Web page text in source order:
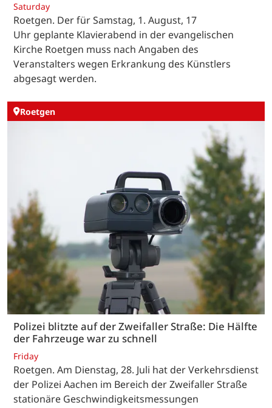
Saturday
Roetgen. Der für Samstag, 1. August, 17
Uhr geplante Klavierabend in der evangelischen
Kirche Roetgen muss nach Angaben des
Veranstalters wegen Erkrankung des Künstlers
abgesagt werden.
Roetgen
Polizei blitzte auf der Zweifaller Straße: Die Hälfte
der Fahrzeuge war zu schnell
Friday
Roetgen. Am Dienstag, 28. Juli hat der Verkehrsdienst
der Polizei Aachen im Bereich der Zweifaller Straße
stationäre Geschwindigkeitsmessungen